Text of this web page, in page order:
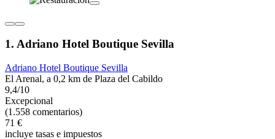
1. Adriano Hotel Boutique Sevilla
Adriano Hotel Boutique Sevilla
El Arenal, a 0,2 km de Plaza del Cabildo
9,4/10
Excepcional
(1.558 comentarios)
71 €
incluye tasas e impuestos